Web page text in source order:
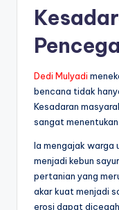
Dedi Mulyadi
bencana tidak
Kesadaran
sangat
Ia mengajak warga
menjadi kebun
pertanian yang
akar kuat menjadi
erosi dapat dicegah.